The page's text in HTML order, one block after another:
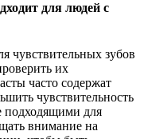
для людей с
чувствительных зубов
их
часто содержат
чувствительность
подходящими для
внимание на